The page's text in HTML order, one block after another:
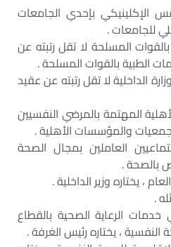
الإكلينيكي بإحدي الجامعات
للجامعات .
بالقوات المسلحة لا تقل رتبته عن
الطبية بالقوات المسلحة .
الداخلية لا تقل رتبته عن عقيد
المهتمة بالمرضي النفسيين
والمؤسسات الأهلية .
العاملين بمجال الصحة
بالصحة .
الرعاية الصحية بالقطاع
، يختاره رئيس الغرفة .